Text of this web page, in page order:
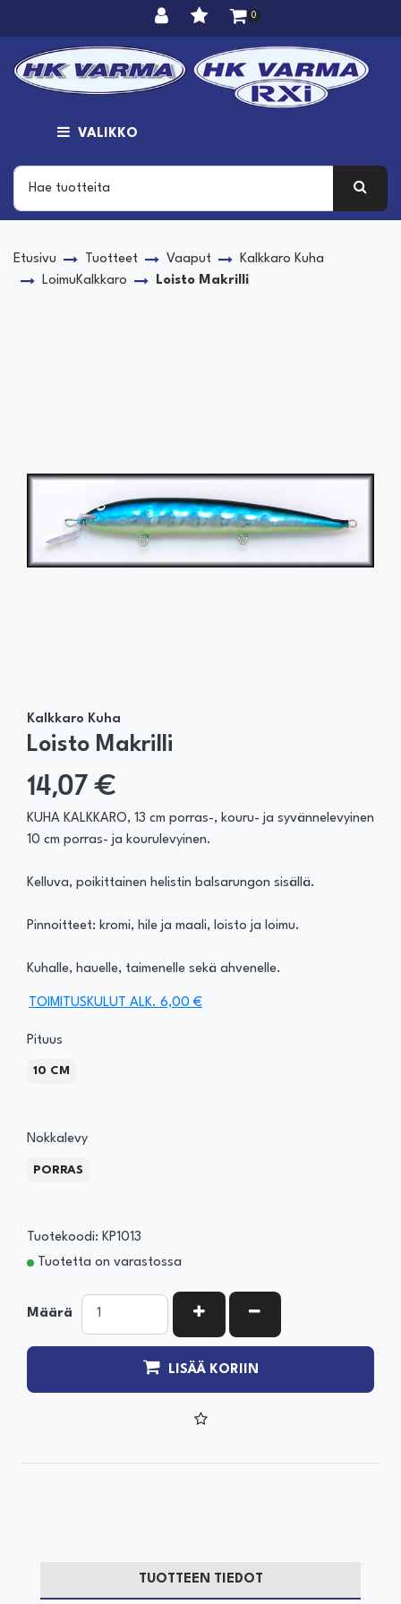
0
VALIKKO
Etusivu Tuotteet Vaaput
Kalkkaro Kuha
LoimuKalkkaro
Loisto Makrilli
Kalkkaro Kuha
Loisto Makrilli
14,07 €
KUHA KALKKARO, 13 cm porras-, kouru- ja syvännelevyinen
10 cm porras- ja kourulevyinen.
Kelluva, poikittainen helistin balsarungon sisällä.
Pinnoitteet: kromi, hile ja maali, loisto ja loimu.
Kuhalle, hauelle, taimenelle sekä ahvenelle.
TOIMITUSKULUT ALK. 6,00 €
Pituus
10 CM
Nokkalevy
PORRAS
Tuotekoodi: KP1013
Tuotetta on varastossa
Määrä KASVATA MÄÄRÄÄ
VÄHENNÄ MÄÄRÄÄ
LISÄÄ KORIIN
TUOTTEEN TIEDOT